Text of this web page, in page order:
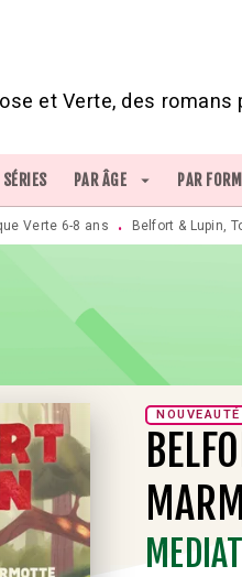
et Verte, des
SÉRIES PAR ÂGE arrow_drop_down PAR
Verte 6-8 ans • Belfort & Lupin,
NOUVEAUTÉ